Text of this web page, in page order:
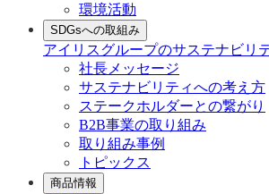
環境活動
SDGsへの取組み
アイリスグループのサステナビリ
社長メッセージ
サステナビリティへの考え方
ステークホルダーとの繋がり
B2B事業の取り組み
取り組み事例
トピックス
商品情報